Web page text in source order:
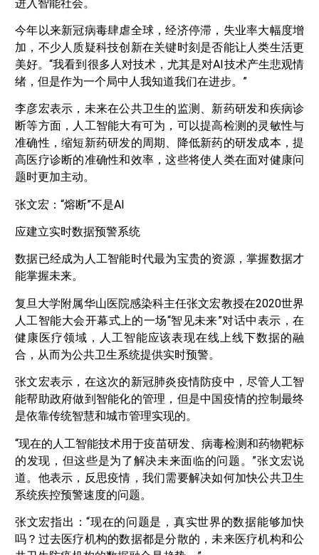
进入智能社会。
今年以来新冠病毒肆虐全球，经济停滞，失业率大幅度增
加，不少人质疑科技创新在关键时刻是否能让人类生活更
美好。“我看到很多人对技术，尤其是对AI技术产生悲观情
绪，但是作为一个局中人我知道我们在进步。”
李彦宏表示，未来在公共卫生的监测、新药研发和疾病诊
断等方面，人工智能大有可为，可以提高检测的灵敏性与
准确性，缩短新药研发的周期、降低新药的研发成本，提
高医疗诊断的准确性和效率，这些将使人类在面对健康问
题时更加主动。
张文宏：“熔断”不是AI
应建立实时数据预警系统
数据已经成为人工智能时代最为宝贵的资源，掌握数据才
能掌握未来。
复旦大学附属华山医院感染科主任张文宏教授在2020世界
人工智能大会开幕式上的一场“智见未来”对话中表示，在
健康医疗领域，人工智能应该表现在线上线下数据的融
合，从而为公共卫生系统提供实时预警。
张文宏表示，在这次的新冠肺炎疫情防疫中，尽管人工智
能帮助政府做到智能化的管理，但是中国疫情的控制最终
是依靠传统智慧和城市管理实现的。
“现在的人工智能技术用于疫苗研发、病毒检测和药物靶标
的发现，但这些是为了解决未来面临的问题。”张文宏说
道。他表示，反思疫情，我们需要解决如何加快公共卫生
系统疾控预警速度的问题。
张文宏指出：“现在的问题是，真实世界的数据能够加快
吗？过去医疗机构的数据都是分散的，未来医疗机构和公